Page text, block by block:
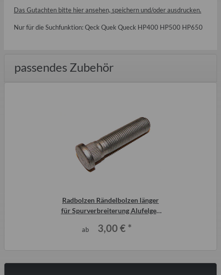
Das Gutachten bitte hieransehen, speichern und/oder ausdrucken.
Nur für die Suchfunktion: Qeck Quek Queck HP400 HP500 HP650
passendes Zubehör
Radbolzen Rändelbolzen länger
für Spurverbreiterung Alufelgen
ab 3,00 € *